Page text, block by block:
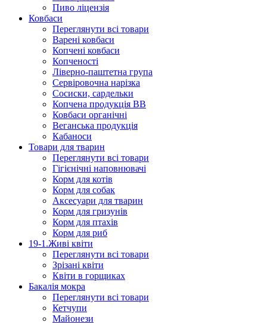
Пиво ліцензія
Ковбаси
Переглянути всі товари
Варені ковбаси
Копчені ковбаси
Копченості
Ліверно-паштетна група
Сервіровочна нарізка
Сосиски, сардельки
Копчена продукція ВВ
Ковбаси органічні
Веганська продукція
Кабаноси
Товари для тварин
Переглянути всі товари
Гігієнічні наповнювачі
Корм для котів
Корм для собак
Аксесуари для тварин
Корм для гризунів
Корм для птахів
Корм для риб
19-1.Живі квіти
Переглянути всі товари
Зрізані квіти
Квіти в горщиках
Бакалія мокра
Переглянути всі товари
Кетчупи
Майонези